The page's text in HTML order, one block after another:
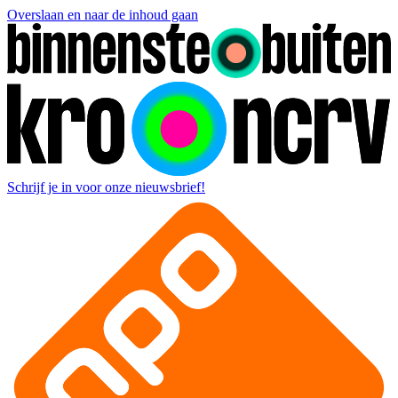
Overslaan en naar de inhoud gaan
Schrijf je in voor onze nieuwsbrief!